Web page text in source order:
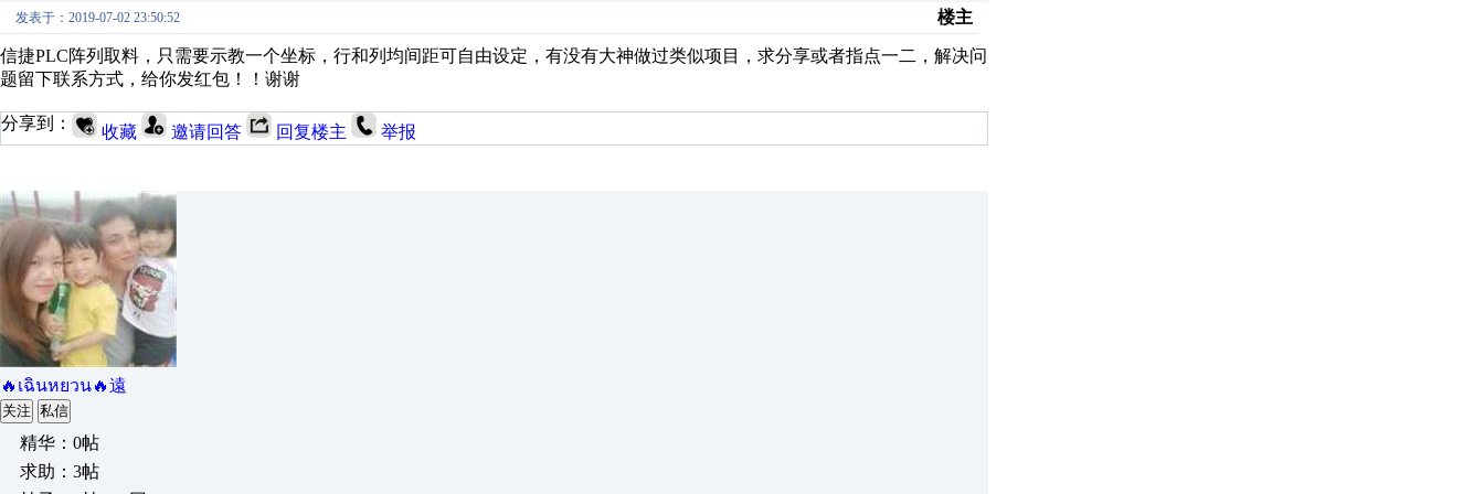
发表于：2019-07-02 23:50:52 楼主
信捷PLC阵列取料，只需要示教一个坐标，行和列均间距可自由设定，有没有大神做过类似项目，求分享或者指点一二，解决问
题留下联系方式，给你发红包！！谢谢
分享到： 收藏 邀请回答 回复楼主 举报
🔥เฉินหยวน🔥遠
关注 私信
精华：0帖
求助：3帖